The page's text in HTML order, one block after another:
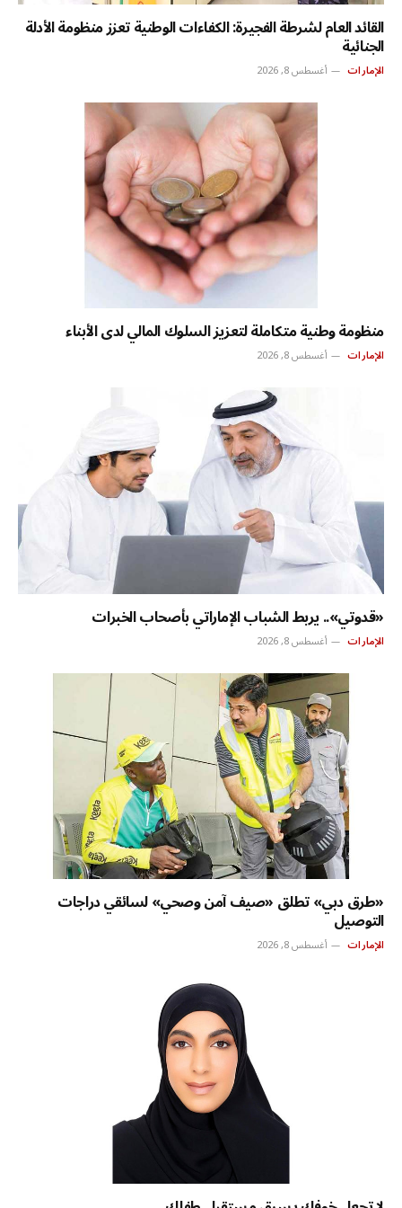
القائد العام لشرطة الفجيرة: الكفاءات الوطنية تعزز منظومة الأدلة
الجنائية
الإمارات أغسطس 8, 2026
منظومة وطنية متكاملة لتعزيز السلوك المالي لدى الأبناء
الإمارات أغسطس 8, 2026
«قدوتي».. يربط الشباب الإماراتي بأصحاب الخبرات
الإمارات أغسطس 8, 2026
«طرق دبي» تطلق «صيف آمن وصحي» لسائقي دراجات
التوصيل
الإمارات أغسطس 8, 2026